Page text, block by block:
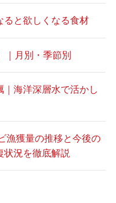
ると欲しくなる食材
｜月別・季節別
｜海洋深層水で活かし
漁獲量の推移と今後の
状況を徹底解説